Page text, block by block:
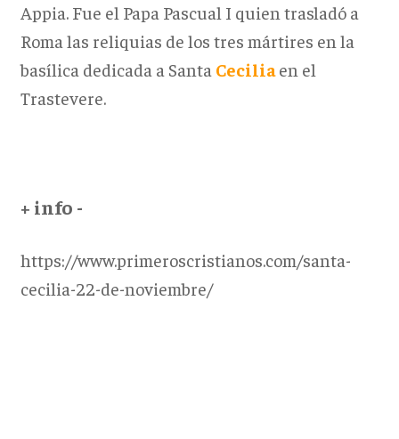
Appia. Fue el Papa Pascual I quien trasladó a
Roma las reliquias de los tres mártires en la
basílica dedicada a Santa Ceciliaen el
Trastevere.
+ info -
https://www.primeroscristianos.com/santa-
cecilia-22-de-noviembre/